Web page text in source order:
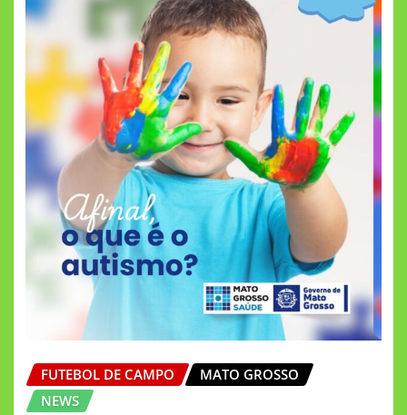
FUTEBOL DE CAMPO
MATO GROSSO
NEWS